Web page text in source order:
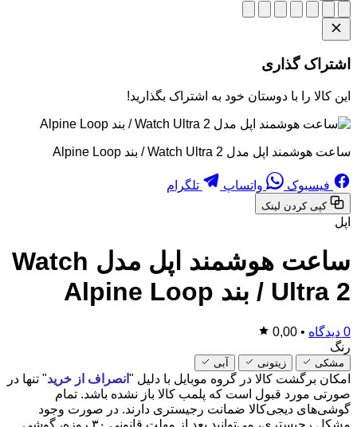
اشتراک گذاری
این کالا را با دوستان خود به اشتراک بگذارید!
ساعت هوشمند اپل مدل Watch Ultra 2 / بند Alpine Loop
فیسبوک واتساپ تلگرام
کپی کردن لینک
اپل
ساعت هوشمند اپل مدل Watch
Ultra 2 / بند Alpine Loop
0 دیدگاه •
0,00
رنگ
مشکی زیتونی آبی
امکان برگشت کالا در گروه موبایل با دلیل " انصراف از خرید" تنها در
صورتی مورد قبول است که پلمب کالا باز نشده باشد. تمام
گوشی‌های دیجی‌کالا ضمانت رجیستری دارند. در صورت وجود
مشکل رجیستری، می‌توانید بعد از مهلت قانونی ۳۰ روزه، گوشی